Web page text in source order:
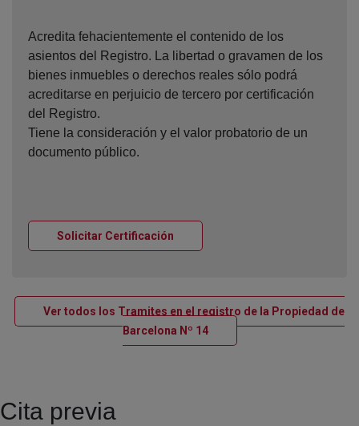
Acredita fehacientemente el contenido de los
asientos del Registro. La libertad o gravamen de los
bienes inmuebles o derechos reales sólo podrá
acreditarse en perjuicio de tercero por certificación
del Registro.
Tiene la consideración y el valor probatorio de un
documento público.
Solicitar Certificación
Ver todos los Tramites en el registro de la Propiedad de
Barcelona Nº 14Ventana nueva
Cita previa